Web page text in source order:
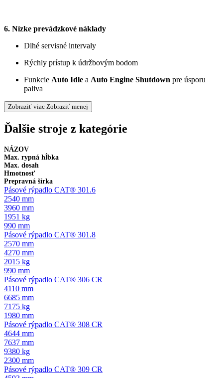
6. Nízke prevádzkové náklady
Dlhé servisné intervaly
Rýchly prístup k údržbovým bodom
Funkcie Auto Idle a Auto Engine Shutdown pre úsporu
paliva
Zobraziť viac Zobraziť menej
Ďalšie stroje z kategórie
NÁZOV
Max. rypná hĺbka
Max. dosah
Hmotnosť
Prepravná šírka
Pásové rýpadlo CAT® 301.6
2540 mm
3960 mm
1951 kg
990 mm
Pásové rýpadlo CAT® 301.8
2570 mm
4270 mm
2015 kg
990 mm
Pásové rýpadlo CAT® 306 CR
4110 mm
6685 mm
7175 kg
1980 mm
Pásové rýpadlo CAT® 308 CR
4644 mm
7637 mm
9380 kg
2300 mm
Pásové rýpadlo CAT® 309 CR